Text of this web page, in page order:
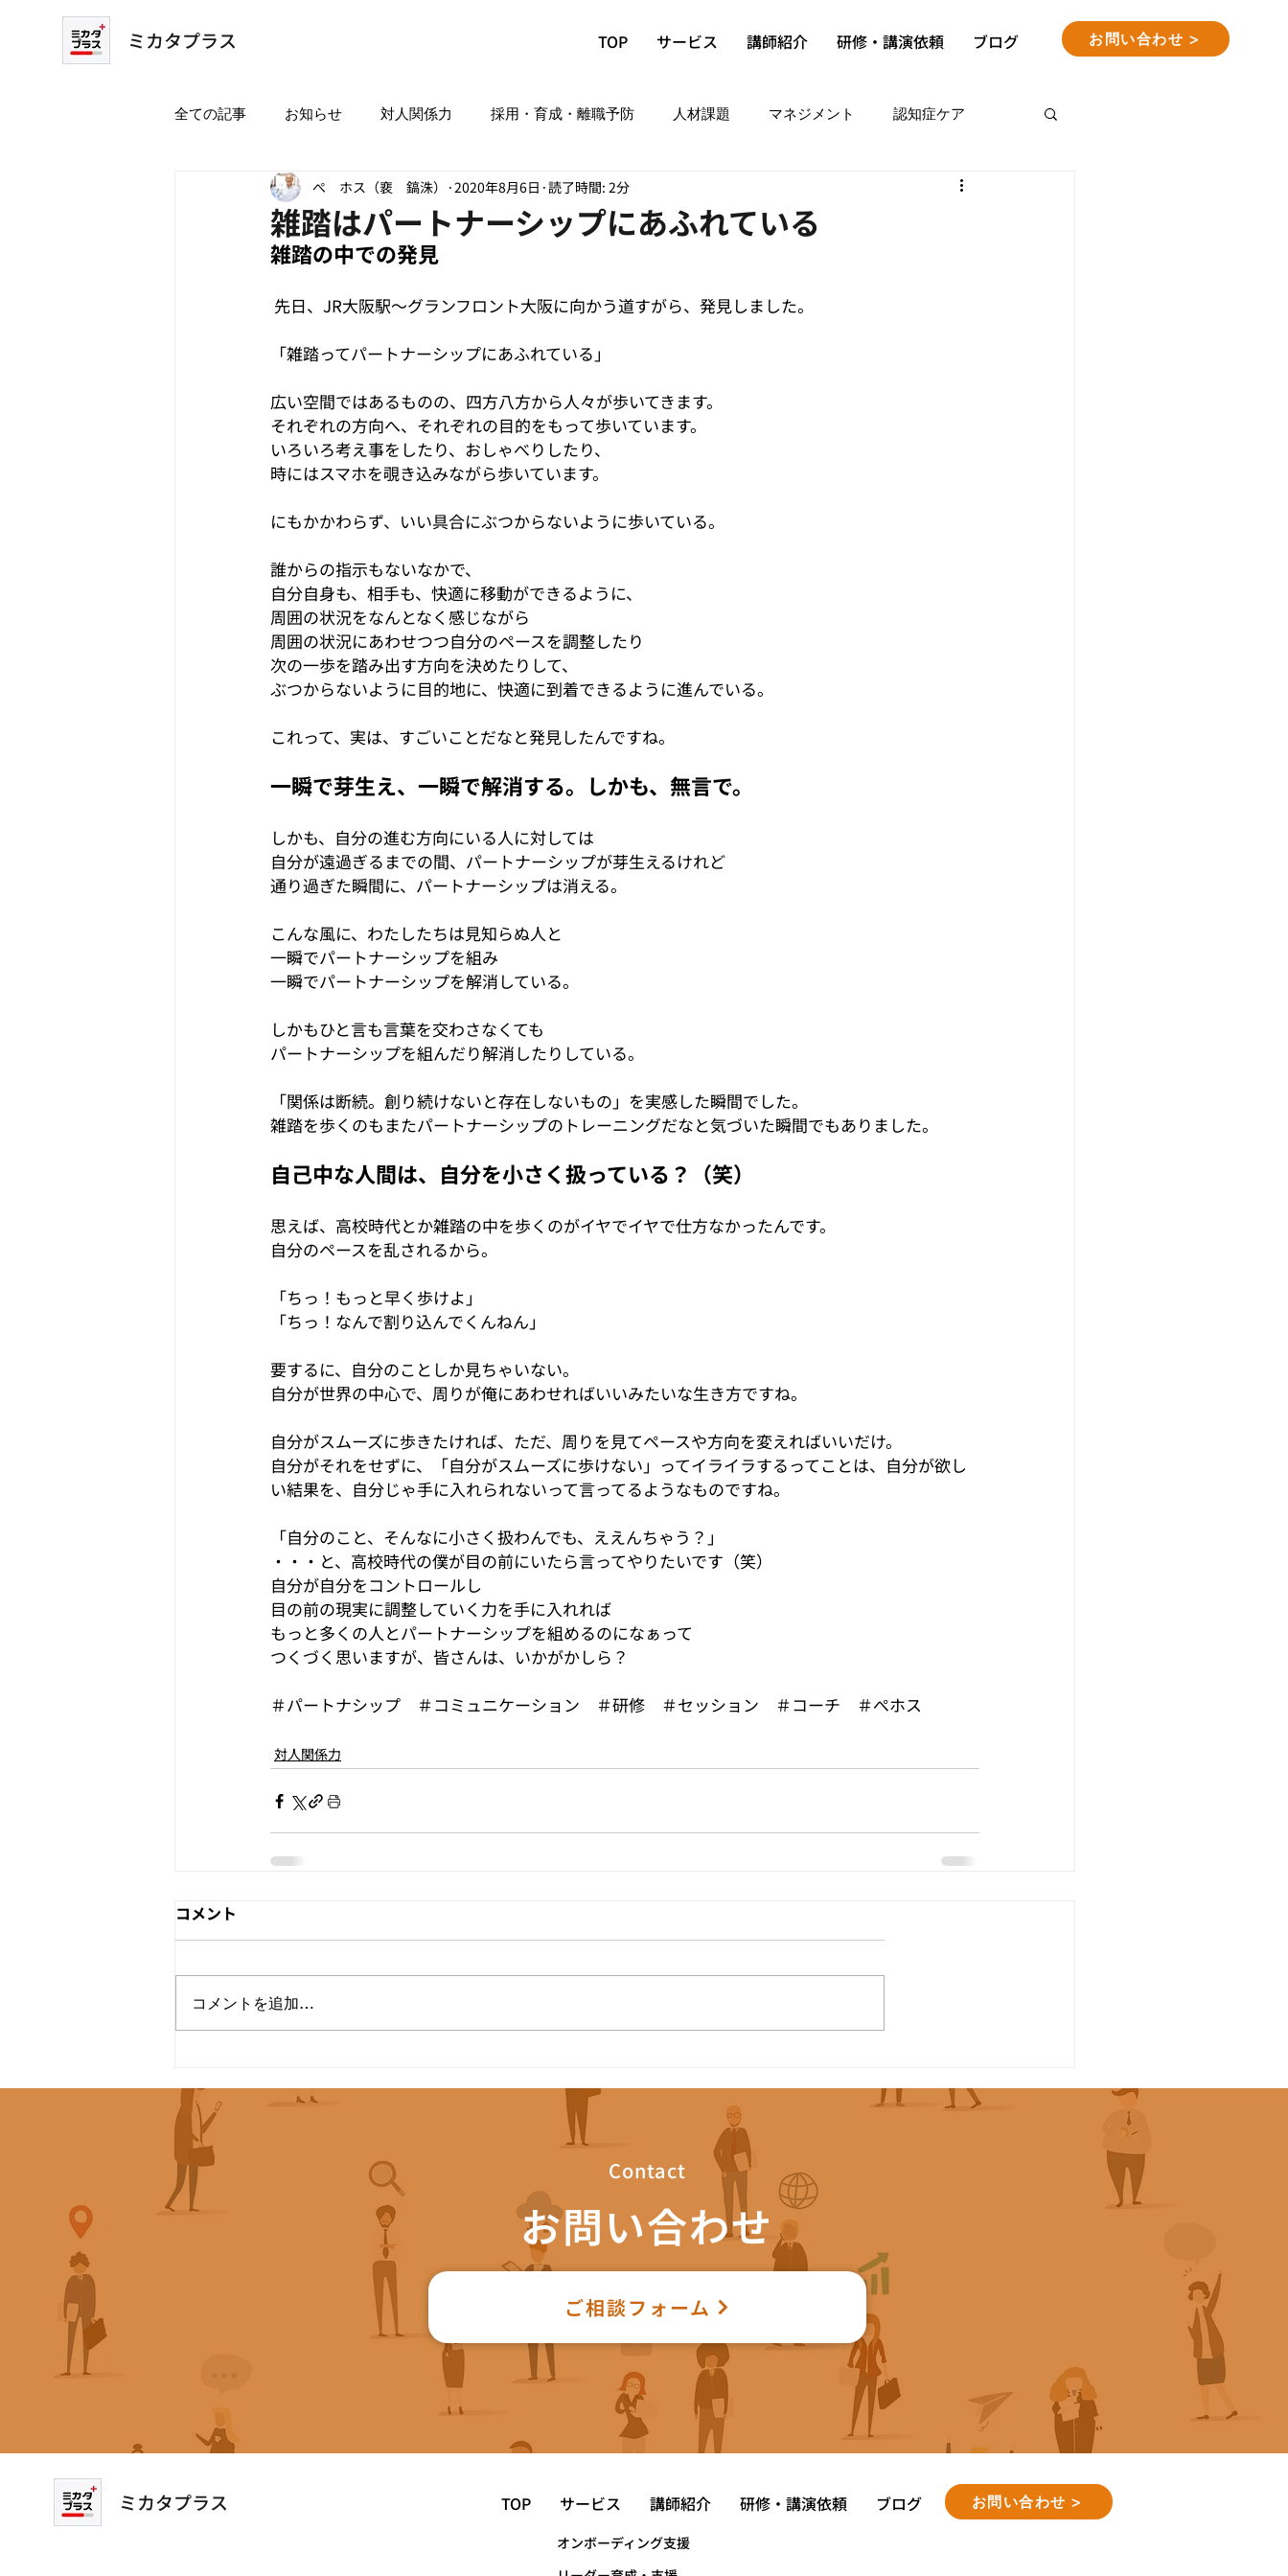
ミカタプラス TOP サービス 講師紹介 研修・講演依頼 ブログ お問い合わせ >
全ての記事 お知らせ 対人関係力 採用・育成・離職予防 人材課題 マネジメント 認知症ケア
雑踏はパートナーシップにあふれている
ぺ ホス（裵 鎬洙） 2020年8月6日 読了時間: 2分
雑踏の中での発見
先日、JR大阪駅〜グランフロント大阪に向かう道すがら、発見しました。
「雑踏ってパートナーシップにあふれている」
広い空間ではあるものの、四方八方から人々が歩いてきます。
それぞれの方向へ、それぞれの目的をもって歩いています。
いろいろ考え事をしたり、おしゃべりしたり、
時にはスマホを覗き込みながら歩いています。
にもかかわらず、いい具合にぶつからないように歩いている。
誰からの指示もないなかで、
自分自身も、相手も、快適に移動ができるように、
周囲の状況をなんとなく感じながら
周囲の状況にあわせつつ自分のペースを調整したり
次の一歩を踏み出す方向を決めたりして、
ぶつからないように目的地に、快適に到着できるように進んでいる。
これって、実は、すごいことだなと発見したんですね。
一瞬で芽生え、一瞬で解消する。しかも、無言で。
しかも、自分の進む方向にいる人に対しては
自分が遠過ぎるまでの間、パートナーシップが芽生えるけれど
通り過ぎた瞬間に、パートナーシップは消える。
こんな風に、わたしたちは見知らぬ人と
一瞬でパートナーシップを組み
一瞬でパートナーシップを解消している。
しかもひと言も言葉を交わさなくても
パートナーシップを組んだり解消したりしている。
「関係は断続。創り続けないと存在しないもの」を実感した瞬間でした。
雑踏を歩くのもまたパートナーシップのトレーニングだなと気づいた瞬間でもありました。
自己中な人間は、自分を小さく扱っている？（笑）
思えば、高校時代とか雑踏の中を歩くのがイヤでイヤで仕方なかったんです。
自分のペースを乱されるから。
「ちっ！もっと早く歩けよ」
「ちっ！なんで割り込んでくんねん」
要するに、自分のことしか見ちゃいない。
自分が世界の中心で、周りが俺にあわせればいいみたいな生き方ですね。
自分がスムーズに歩きたければ、ただ、周りを見てペースや方向を変えればいいだけ。
自分がそれをせずに、「自分がスムーズに歩けない」ってイライラするってことは、 自分が欲し
い結果を、自分じゃ手に入れられないって言ってるようなものですね。
「自分のこと、そんなに小さく扱わんでも、ええんちゃう？」
・・・と、高校時代の僕が目の前にいたら言ってやりたいです（笑）
自分が自分をコントロールし
目の前の現実に調整していく力を手に入れれば
もっと多くの人とパートナーシップを組めるのになぁって
つくづく思いますが、皆さんは、いかがかしら？
＃パートナシップ　＃コミュニケーション　＃研修　＃セッション　＃コーチ　＃ぺホス
対人関係力
コメント
コメントを追加…
Contact
お問い合わせ
ご相談フォーム
ミカタプラス TOP サービス 講師紹介 研修・講演依頼 ブログ お問い合わせ >
オンボーディング支援